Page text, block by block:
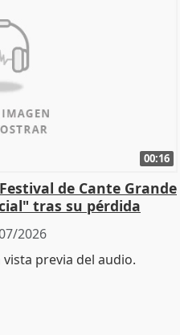
00:16
de Cante Grande
tras su pérdida
2026